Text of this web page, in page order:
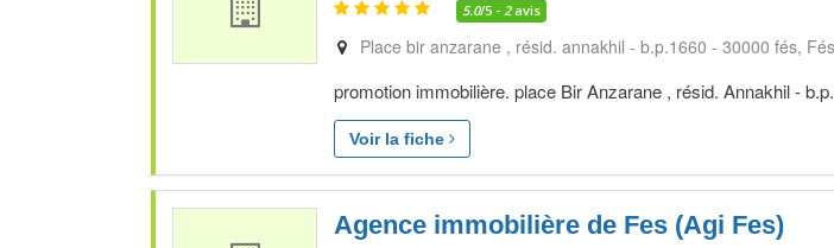
5.0/5 - 2avis
Place bir anzarane , résid. annakhil - b.p.1660 - 30000 fés Fés
promotion immobilière. place Bir Anzarane , résid. Annakhil -
Voir la fiche
Agence immobilière de Fes (Agi Fes)